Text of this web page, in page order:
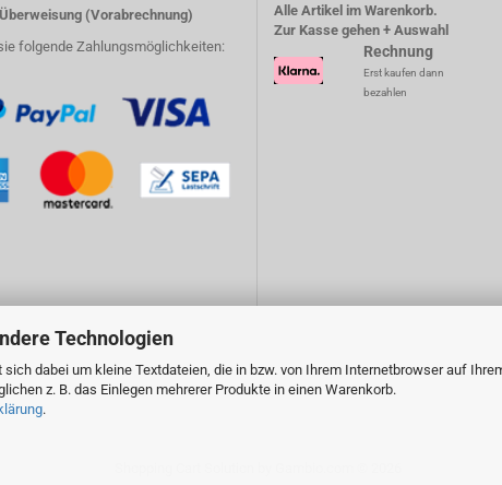
Technologien
dabei um kleine Textdateien, die in bzw. von Ihrem Internetbrowser auf
z. B. das Einlegen mehrerer Produkte in einen Warenkorb.
.
(Vorabrechnung)
folgende Zahlungsmöglichkeiten:
Alle Artikel im Warenkorb.
Zur Kasse gehen + Auswahl
Rechnung
Erst kaufen dann
bezahlen